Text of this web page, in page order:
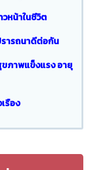
หน้าในชีวิต
รารถนาดีต่อกัน
ขภาพแข็งแรง อายุ
รือง